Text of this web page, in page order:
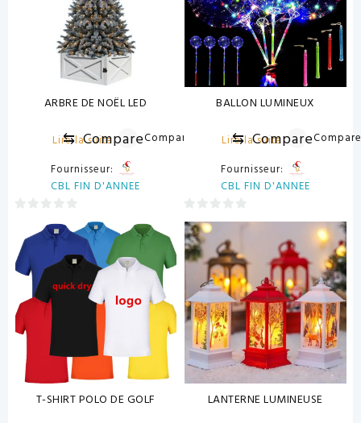
ARBRE DE NOËL LED
Lire la suite
⇆ CompareCompare
Fournisseur:
CBL FIN D'ANNEE
sur
5
BALLON LUMINEUX
Lire la suite
⇆ Compare
Fournisseur:
CBL FIN D'ANNEE
0
sur
5
T-SHIRT POLO DE GOLF LANTERNE LUMINEUSE